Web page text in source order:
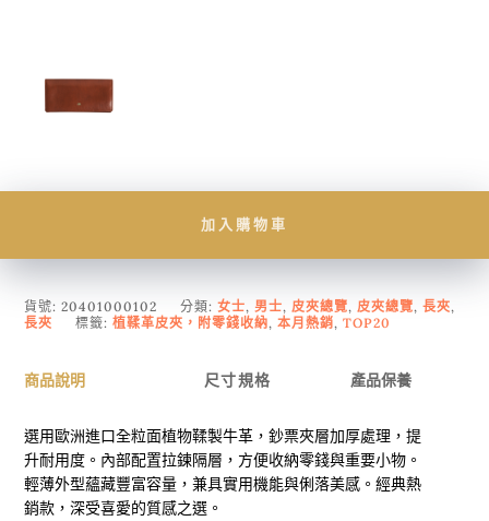
加入購物車
貨號:20401000102 分類:女士,男士,皮夾總覽,皮夾總覽,長夾,
長夾
標籤:植鞣革皮夾，附零錢收納,本月熱銷,TOP20
商品說明 尺寸規格 產品保養
選用歐洲進口全粒面植物鞣製牛革，鈔票夾層加厚處理，提
升耐用度。內部配置拉鍊隔層，方便收納零錢與重要小物。
輕薄外型蘊藏豐富容量，兼具實用機能與俐落美感。經典熱
銷款，深受喜愛的質感之選。